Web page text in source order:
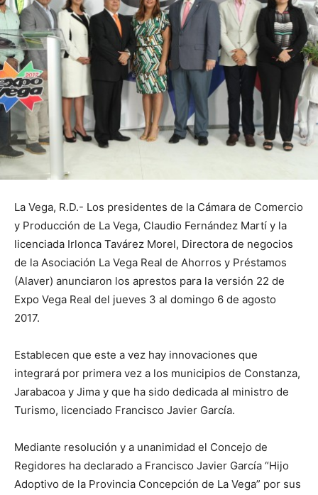
La Vega, R.D.- Los presidentes de la Cámara de Comercio
y Producción de La Vega, Claudio Fernández Martí y la
licenciada Irlonca Tavárez Morel, Directora de negocios
de la Asociación La Vega Real de Ahorros y Préstamos
(Alaver) anunciaron los aprestos para la versión 22 de
Expo Vega Real del jueves 3 al domingo 6 de agosto
2017.
Establecen que este a vez hay innovaciones que
integrará por primera vez a los municipios de Constanza,
Jarabacoa y Jima y que ha sido dedicada al ministro de
Turismo, licenciado Francisco Javier García.
Mediante resolución y a unanimidad el Concejo de
Regidores ha declarado a Francisco Javier García “Hijo
Adoptivo de la Provincia Concepción de La Vega” por sus